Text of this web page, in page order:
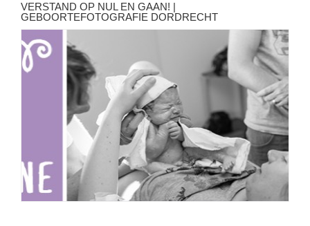
VERSTAND OP NUL EN GAAN! |
GEBOORTEFOTOGRAFIE DORDRECHT